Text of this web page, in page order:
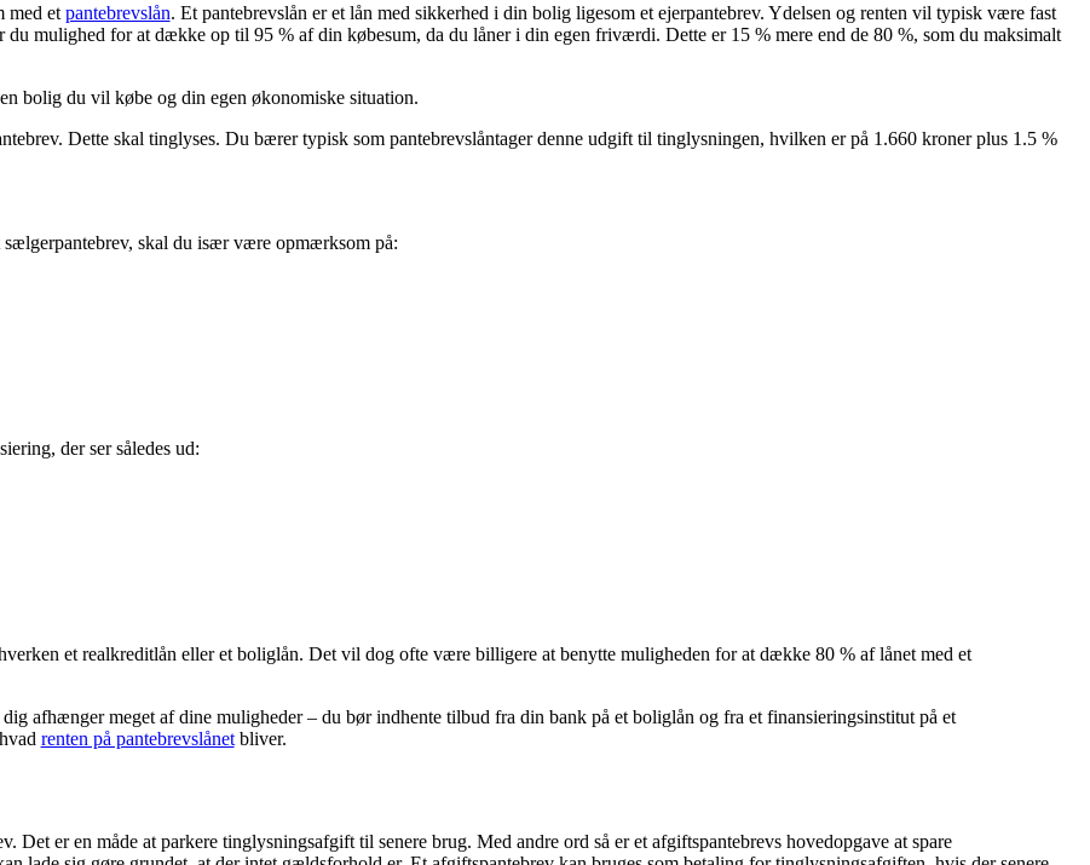
med et pantebrevslån. Et pantebrevslån er et lån med sikkerhed i din bolig ligesom et ejerpantebrev. Ydelsen og renten vil typisk være fast
mulighed for at dække op til 95 % af din købesum, da du låner i din egen friværdi. Dette er 15 % mere end de 80 %, som du maksimalt
bolig du vil købe og din egen økonomiske situation.
Dette skal tinglyses. Du bærer typisk som pantebrevslåntager denne udgift til tinglysningen, hvilken er på 1.660 kroner plus 1.5 %
skal du især være opmærksom på:
der ser således ud:
et realkreditlån eller et boliglån. Det vil dog ofte være billigere at benytte muligheden for at dække 80 % af lånet med et
afhænger meget af dine muligheder – du bør indhente tilbud fra din bank på et boliglån og fra et finansieringsinstitut på et
renten på pantebrevslånetbliver.
Det er en måde at parkere tinglysningsafgift til senere brug. Med andre ord så er et afgiftspantebrevs hovedopgave at spare